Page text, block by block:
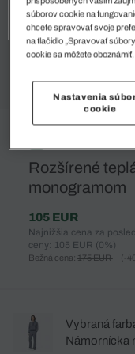
Rozšírené
monogramom
105 EUR
Najnižšia cena za
ceny: 105 EUR (0%)
Bežná cena: 175 EUR (-
Vybraná
súborov cookie na
chcete spravovať svoje
na tlačidlo „Spravovať
cookie sa môžete
Nastavenia
cookie